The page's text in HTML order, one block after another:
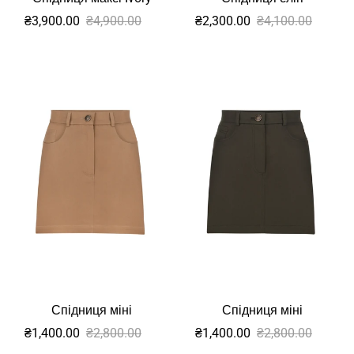
Sale
₴3,900.00
Звичайна ₴4,900.00
Sale
₴2,300.00
Звичайна ₴4,100.00
Спідниця міні
Sale
₴1,400.00
Звичайна ₴2,800.00
Спідниця міні
Sale
₴1,400.00
Звичайна ₴2,800.00